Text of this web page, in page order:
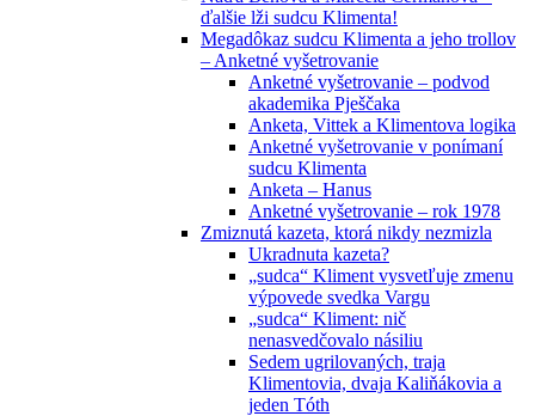
ďalšie lži sudcu Klimenta!
Megadôkaz sudcu Klimenta a jeho trollov
– Anketné vyšetrovanie
Anketné vyšetrovanie – podvod
akademika Pješčaka
Anketa, Vittek a Klimentova logika
Anketné vyšetrovanie v ponímaní
sudcu Klimenta
Anketa – Hanus
Anketné vyšetrovanie – rok 1978
Zmiznutá kazeta, ktorá nikdy nezmizla
Ukradnuta kazeta?
„sudca“ Kliment vysvetľuje zmenu
výpovede svedka Vargu
„sudca“ Kliment: nič
nenasvedčovalo násiliu
Sedem ugrilovaných, traja
Klimentovia, dvaja Kaliňákovia a
jeden Tóth